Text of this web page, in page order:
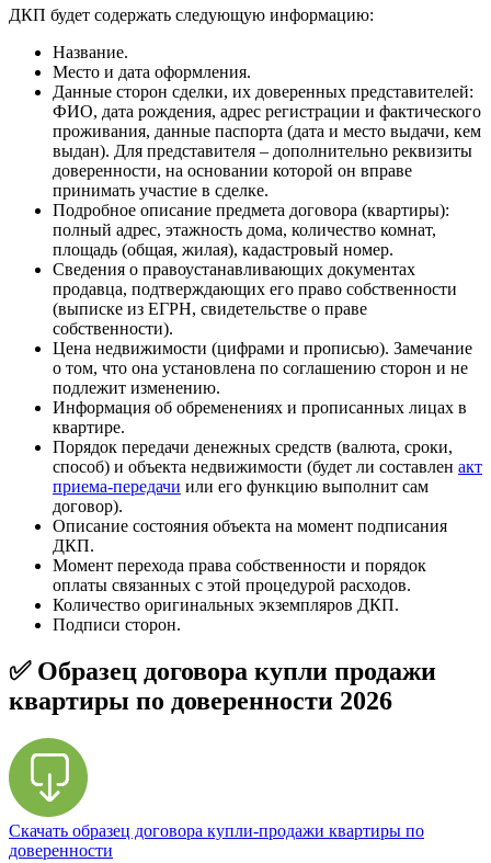
ДКП будет содержать следующую информацию:
Название.
Место и дата оформления.
Данные сторон сделки, их доверенных представителей:
ФИО, дата рождения, адрес регистрации и фактического
проживания, данные паспорта (дата и место выдачи, кем
выдан). Для представителя – дополнительно реквизиты
доверенности, на основании которой он вправе
принимать участие в сделке.
Подробное описание предмета договора (квартиры):
полный адрес, этажность дома, количество комнат,
площадь (общая, жилая), кадастровый номер.
Сведения о правоустанавливающих документах
продавца, подтверждающих его право собственности
(выписке из ЕГРН, свидетельстве о праве
собственности).
Цена недвижимости (цифрами и прописью). Замечание
о том, что она установлена по соглашению сторон и не
подлежит изменению.
Информация об обременениях и прописанных лицах в
квартире.
Порядок передачи денежных средств (валюта, сроки,
способ) и объекта недвижимости (будет ли составлен акт
приема-передачи или его функцию выполнит сам
договор).
Описание состояния объекта на момент подписания
ДКП.
Момент перехода права собственности и порядок
оплаты связанных с этой процедурой расходов.
Количество оригинальных экземпляров ДКП.
Подписи сторон.
✅ Образец договора купли продажи
квартиры по доверенности 2026
Скачать образец договора купли-продажи квартиры по
доверенности